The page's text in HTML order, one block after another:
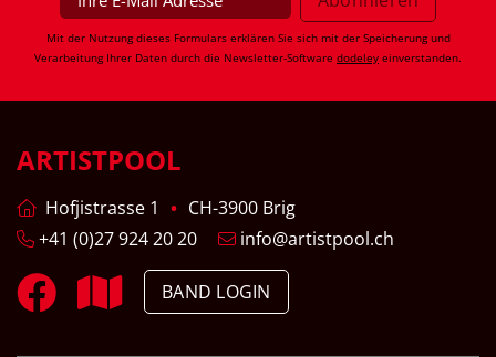
Mit der Nutzung dieses Formulars erklären Sie sich mit der Speicherung und
Verarbeitung Ihrer Daten durch die Newsletter-Software dodeley einverstanden.
ARTISTPOOL
Hofjistrasse 1
CH-3900 Brig
+41 (0)27 924 20 20
info@artistpool.ch
BAND LOGIN